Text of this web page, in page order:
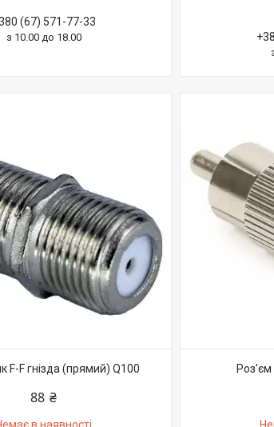
(67) 571-77-33
з 10.00 до 18.00
F-F гнізда (прямий) Q100
88 ₴
Роз'єм